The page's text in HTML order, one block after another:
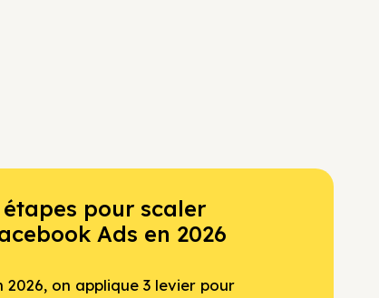
étapes pour scaler
Ads en 2026
2026, on applique 3 levier pour